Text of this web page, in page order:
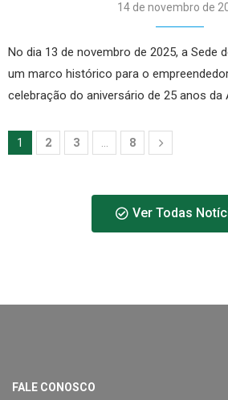
14 de novembro de
No dia 13 de novembro de 2025, a Sede
um marco histórico para o
celebração do aniversário de 25 anos
1 2 3 … 8
Ver Todas
FALE CONOSCO